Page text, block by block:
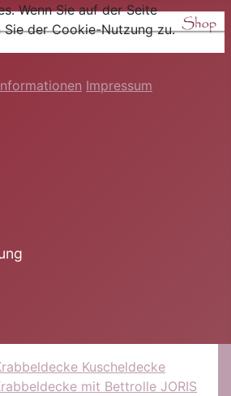
Kuscheldecke
mit Bettrolle JORIS
Wenn Sie auf der Seite
der Cookie-Nutzung zu.
Impressum